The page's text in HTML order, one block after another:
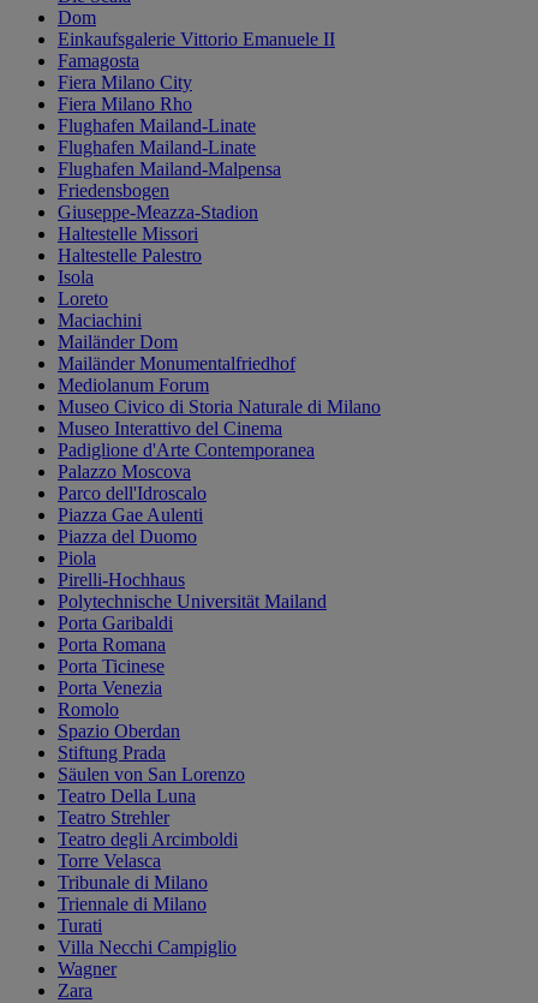
Dom
Einkaufsgalerie Vittorio Emanuele II
Famagosta
Fiera Milano City
Fiera Milano Rho
Flughafen Mailand-Linate
Flughafen Mailand-Linate
Flughafen Mailand-Malpensa
Friedensbogen
Giuseppe-Meazza-Stadion
Haltestelle Missori
Haltestelle Palestro
Isola
Loreto
Maciachini
Mailänder Dom
Mailänder Monumentalfriedhof
Mediolanum Forum
Museo Civico di Storia Naturale di Milano
Museo Interattivo del Cinema
Padiglione d'Arte Contemporanea
Palazzo Moscova
Parco dell'Idroscalo
Piazza Gae Aulenti
Piazza del Duomo
Piola
Pirelli-Hochhaus
Polytechnische Universität Mailand
Porta Garibaldi
Porta Romana
Porta Ticinese
Porta Venezia
Romolo
Spazio Oberdan
Stiftung Prada
Säulen von San Lorenzo
Teatro Della Luna
Teatro Strehler
Teatro degli Arcimboldi
Torre Velasca
Tribunale di Milano
Triennale di Milano
Turati
Villa Necchi Campiglio
Wagner
Zara